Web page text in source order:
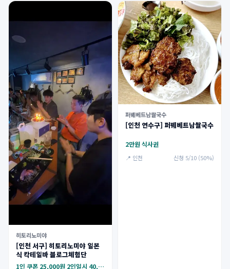
히토리노미야
[인천 서구] 히토리노미야 일본
식 칵테일바 블로그체험단
1인 쿠폰 25,000원 2인일시 40,000원
퍼꿰베트남쌀국수
[인천 연수구] 퍼꿰베트남쌀국수
2만원 식사권
📍 인천 신청 5/10 (50%)